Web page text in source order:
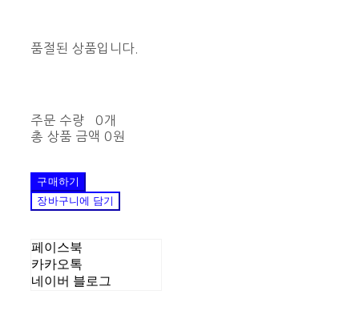
품절된 상품입니다.
주문 수량
0개
총 상품 금액 0원
구매하기
장바구니에 담기
페이스북
카카오톡
네이버 블로그